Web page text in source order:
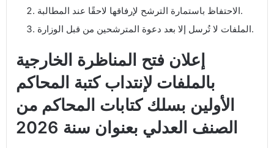
الاحتفاظ باستمارة الترشح لإرفاقها لاحقًا عند المطالبة.
الملفات لا تُرسل إلا بعد دعوة المترشحين من قبل الوزارة.
إعلان فتح المناظرة الخارجية
بالملفات لإنتداب كتبة المحاكم
الأولين بسلك كتابات المحاكم من
الصنف العدلي بعنوان سنة 2026